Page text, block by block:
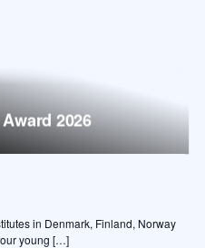
2026
in Denmark, Finland, Norway
young […]